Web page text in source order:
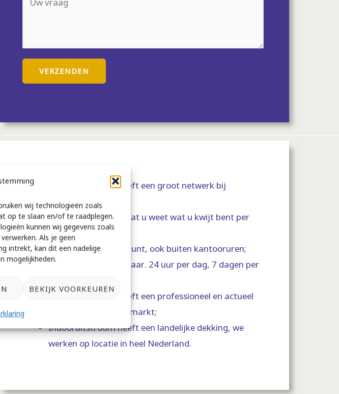
wij technologieën zoals
op te slaan en/of te raadplegen.
kunnen wij gegevens zoals
Als je geen
intrekt, kan dit een nadelige
mogelijkheden.
BEKIJK VOORKEUREN
m
m
a
VERZENDEN
Indooruitstroom heeft een groot netwerk bij
bedrijven;
Een helder tarief zodat u weet wat u kwijt bent per
traject;
Een vast aanspreekpunt, ook buiten kantooruren;
We zijn altijd bereikbaar. 24 uur per dag, 7 dagen per
Indooruitstroom heeft een professioneel en actueel
inzicht op de arbeidsmarkt;
Indooruitstroom heeft een landelijke dekking, we
werken op locatie in heel Nederland.